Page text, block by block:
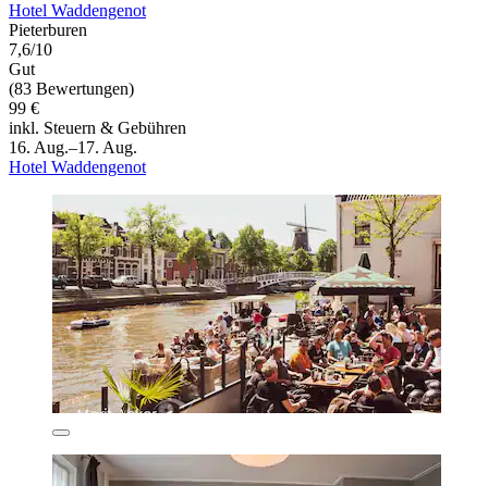
Hotel Waddengenot
Pieterburen
7,6/10
Gut
(83 Bewertungen)
99 €
inkl. Steuern & Gebühren
16. Aug.–17. Aug.
Hotel Waddengenot